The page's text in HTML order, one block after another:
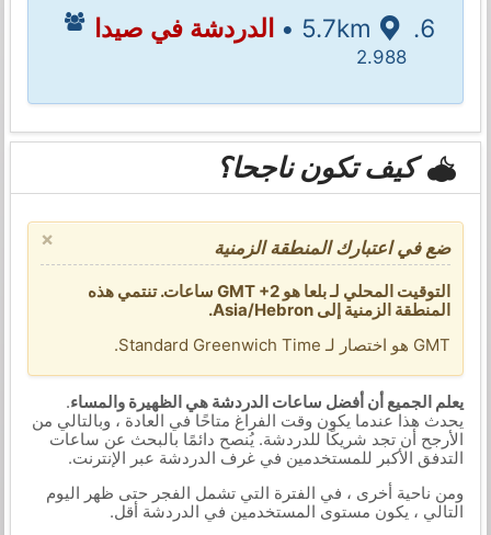
5.7km • الدردشة في صيدا
2.988
كيف تكون ناجحا؟
× ضع في اعتبارك المنطقة الزمنية
التوقيت المحلي لـ بلعا هو GMT +2 ساعات. تنتمي هذه
المنطقة الزمنية إلى Asia/Hebron.
GMT هو اختصار لـ Standard Greenwich Time.
يعلم الجميع أن أفضل ساعات الدردشة هي الظهيرة والمساء.
يحدث هذا عندما يكون وقت الفراغ متاحًا في العادة ، وبالتالي من
الأرجح أن تجد شريكًا للدردشة. يُنصح دائمًا بالبحث عن ساعات
التدفق الأكبر للمستخدمين في غرف الدردشة عبر الإنترنت.
ومن ناحية أخرى ، في الفترة التي تشمل الفجر حتى ظهر اليوم
التالي ، يكون مستوى المستخدمين في الدردشة أقل.